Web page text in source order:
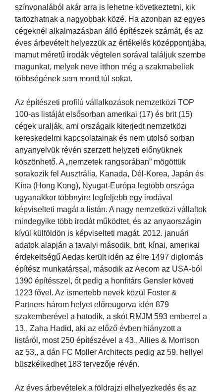
színvonalából akár arra is lehetne következtetni, kik
tartozhatnak a nagyobbak közé. Ha azonban az egyes
cégeknél alkalmazásban álló építészek számát, és az
éves árbevételt helyezzük az értékelés középpontjába,
mamut méretű irodák végtelen sorával találjuk szembe
magunkat, melyek neve itthon még a szakmabeliek
többségének sem mond túl sokat.
Az építészeti profilú vállalkozások nemzetközi TOP
100-as listáját elsősorban amerikai (17) és brit (15)
cégek uralják, ami országaik kiterjedt nemzetközi
kereskedelmi kapcsolatainak és nem utolsó sorban
anyanyelvük révén szerzett helyzeti előnyüknek
köszönhető. A „nemzetek rangsorában” mögöttük
sorakozik fel Ausztrália, Kanada, Dél-Korea, Japán és
Kína (Hong Kong), Nyugat-Európa legtöbb országa
ugyanakkor többnyire legfeljebb egy irodával
képviselteti magát a listán. A nagy nemzetközi vállaltok
mindegyike több irodát működtet, és az anyaországin
kívül külföldön is képviselteti magát. 2012. januári
adatok alapján a tavalyi második, brit, kínai, amerikai
érdekeltségű Aedas került idén az élre 1497 diplomás
építész munkatárssal, második az Aecom az USA-ból
1390 építésszel, őt pedig a honfitárs Gensler követi
1223 fővel. Az ismertebb nevek közül Foster &
Partners három helyet előreugorva idén 879
szakemberével a hatodik, a skót RMJM 593 emberrel a
13., Zaha Hadid, aki az előző évben hiányzott a
listáról, most 250 építészével a 43., Allies & Morrison
az 53., a dán FC Moller Architects pedig az 59. hellyel
büszkélkedhet 183 tervezője révén.
Az éves árbevételek a földrajzi elhelyezkedés és az